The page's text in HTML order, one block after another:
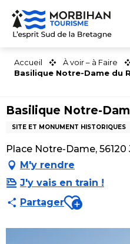
Aller
contenu
Accueil À voir – à Faire
Basilique Notre-Dame du
Basilique Notre-
SITE ET MONUMENT HISTORIQUES
Place Notre-Dame, 56120
M'y rendre
J'y vais en train !
PartagerAjouter aux